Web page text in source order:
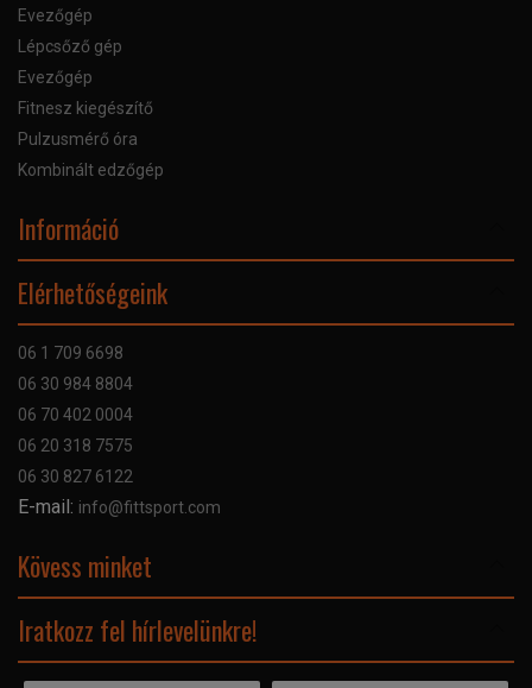
Evezőgép
Lépcsőző gép
Evezőgép
Fitnesz kiegészítő
Pulzusmérő óra
Kombinált edzőgép
Információ
Bankkártyás fizetés
Adatvédelmi nyilatkozat
Elérhetőségeink
06 1 709 6698
06 30 984 8804
06 70 402 0004
06 20 318 7575
06 30 827 6122
E-mail: info@fittsport.com
Kövess minket
Iratkozz fel hírlevelünkre!